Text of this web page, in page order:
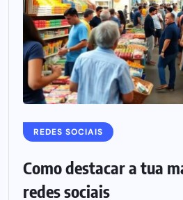
REDES SOCIAIS
Como destacar a tua
redes sociais